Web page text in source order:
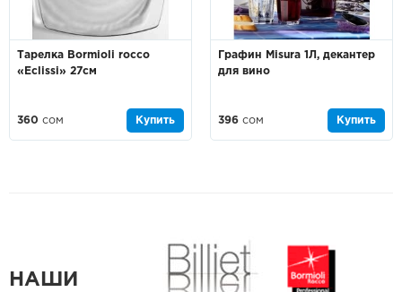
Тарелка Bormioli rocco
«Eclissi» 27см
360 сом Купить
Графин Misura 1Л, декантер
для вино
396 сом Купить
НАШИ